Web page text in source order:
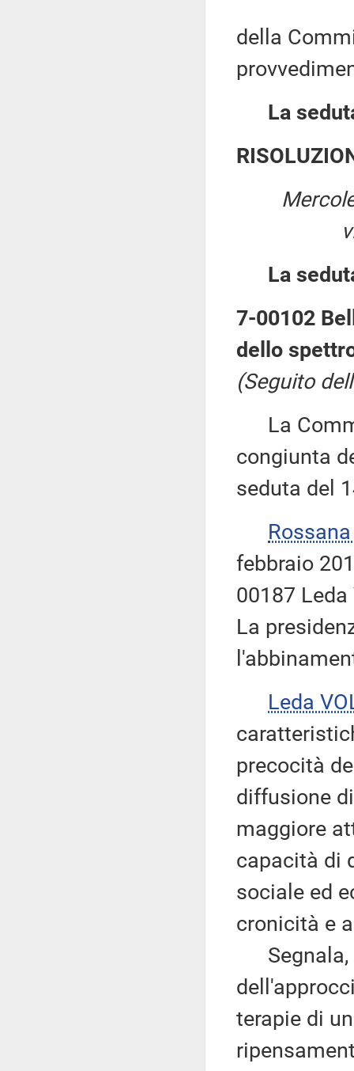
della
La
La
7-00102
dello
(Seguito
La
congiunta
seduta del
febbraio
00187
La
Leda
precocità
diffusione
maggiore
capacità di
sociale ed
cronicità e
Segnala,
terapie di